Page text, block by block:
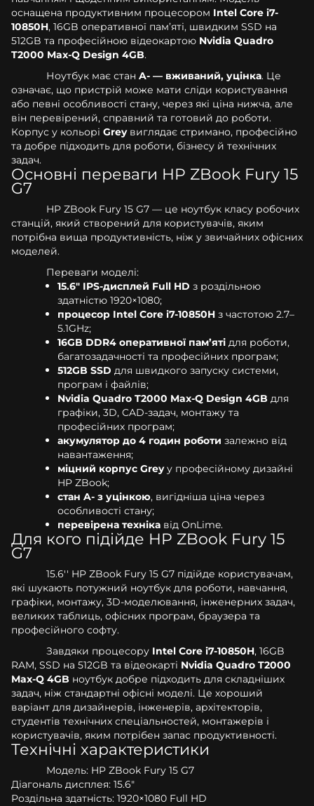
оснащена продуктивним процесором Intel Core i7-
10850H, 16GB оперативної пам’яті, швидким SSD на
512GB та професійною відеокартою Nvidia Quadro
T2000 Max-Q Design 4GB.
Ноутбук має стан A- — вживаний, уцінка. Це
означає, що пристрій може мати сліди користування
або певні особливості стану, через які ціна нижча, але
він перевірений, справний та готовий до роботи.
Корпус у кольорі Greyвиглядає стримано, професійно
та добре підходить для роботи, бізнесу й технічних
задач.
Основні переваги HP ZBook Fury 15
G7
HP ZBook Fury 15 G7 — це ноутбук класу робочих
станцій, який створений для користувачів, яким
потрібна вища продуктивність, ніж у звичайних офісних
моделей.
Переваги моделі:
15.6" IPS-дисплей Full HD з роздільною
здатністю 1920×1080;
процесор Intel Core i7-10850H з частотою 2.7–
5.1GHz;
16GB DDR4 оперативної пам’яті для роботи,
багатозадачності та професійних програм;
512GB SSD для швидкого запуску системи,
програм і файлів;
Nvidia Quadro T2000 Max-Q Design 4GB для
графіки, 3D, CAD-задач, монтажу та
професійних програм;
акумулятор до 4 годин роботи залежно від
навантаження;
міцний корпус Greyу професійному дизайні
HP ZBook;
стан A- з уцінкою, вигідніша ціна через
особливості стану;
перевірена техніка від OnLime.
Для кого підійде HP ZBook Fury 15
G7
15.6'' HP ZBook Fury 15 G7 підійде користувачам,
які шукають потужний ноутбук для роботи, навчання,
графіки, монтажу, 3D-моделювання, інженерних задач,
великих таблиць, офісних програм, браузера та
професійного софту.
Завдяки процесору Intel Core i7-10850H, 16GB
RAM, SSD на 512GB та відеокарті Nvidia Quadro T2000
Max-Q 4GB ноутбук добре підходить для складніших
задач, ніж стандартні офісні моделі. Це хороший
варіант для дизайнерів, інженерів, архітекторів,
студентів технічних спеціальностей, монтажерів і
користувачів, яким потрібен запас продуктивності.
Технічні характеристики
Модель: HP ZBook Fury 15 G7
Діагональ дисплея: 15.6"
Роздільна здатність: 1920×1080 Full HD